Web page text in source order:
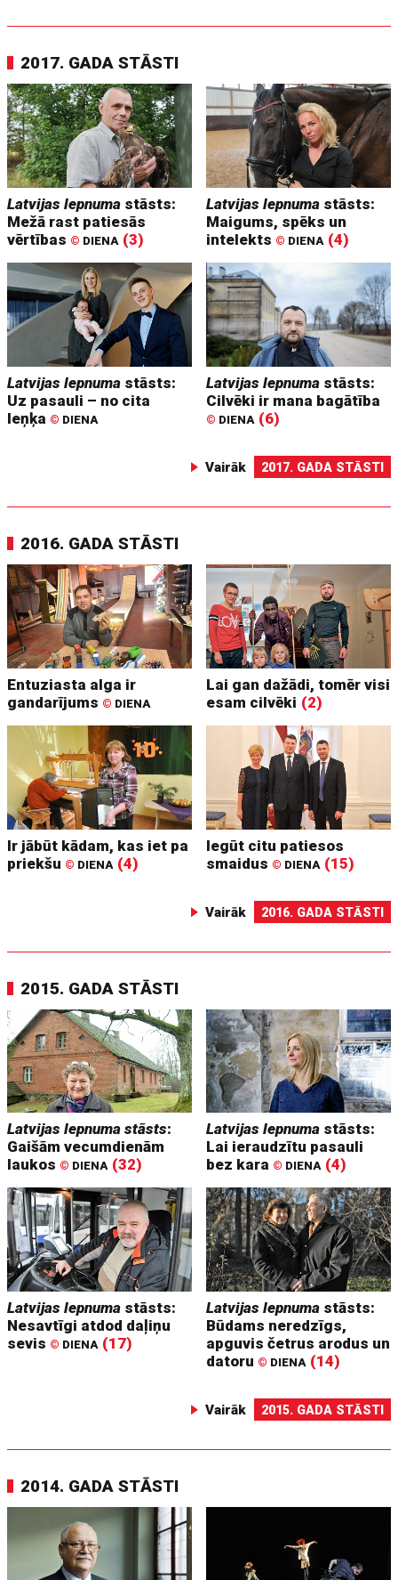
2017. GADA STĀSTI
Latvijas lepnuma stāsts:
Mežā rast patiesās
vērtības © DIENA (3)
Latvijas lepnuma stāsts:
Maigums, spēks un
intelekts © DIENA (4)
Latvijas lepnuma stāsts:
Uz pasauli – no cita
leņķa © DIENA
Latvijas lepnuma stāsts:
Cilvēki ir mana bagātība
© DIENA (6)
Vairāk 2017. GADA STĀSTI
2016. GADA STĀSTI
Entuziasta alga ir
gandarījums © DIENA
Lai gan dažādi, tomēr visi
esam cilvēki (2)
Ir jābūt kādam, kas iet pa
priekšu © DIENA (4)
Iegūt citu patiesos
smaidus © DIENA (15)
Vairāk 2016. GADA STĀSTI
2015. GADA STĀSTI
Latvijas lepnuma stāsts:
Gaišām vecumdienām
laukos © DIENA (32)
Latvijas lepnuma stāsts:
Lai ieraudzītu pasauli
bez kara © DIENA (4)
Latvijas lepnuma stāsts:
Nesavtīgi atdod daļiņu
sevis © DIENA (17)
Latvijas lepnuma stāsts:
Būdams neredzīgs,
apguvis četrus arodus un
datoru © DIENA (14)
Vairāk 2015. GADA STĀSTI
2014. GADA STĀSTI